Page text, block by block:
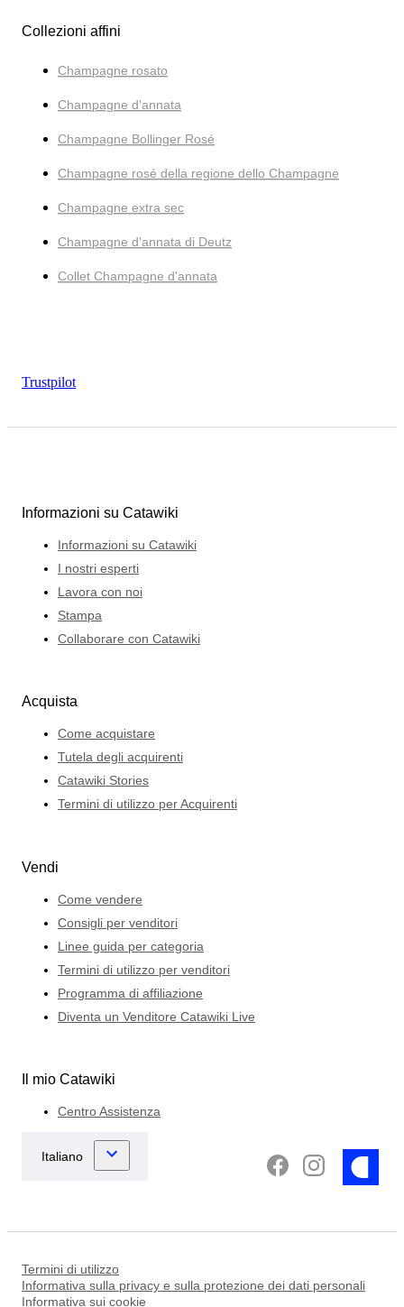
Collezioni affini
Champagne rosato
Champagne d'annata
Champagne Bollinger Rosé
Champagne rosé della regione dello Champagne
Champagne extra sec
Champagne d'annata di Deutz
Collet Champagne d'annata
Trustpilot
Informazioni su Catawiki
Informazioni su Catawiki
I nostri esperti
Lavora con noi
Stampa
Collaborare con Catawiki
Acquista
Come acquistare
Tutela degli acquirenti
Catawiki Stories
Termini di utilizzo per Acquirenti
Vendi
Come vendere
Consigli per venditori
Linee guida per categoria
Termini di utilizzo per venditori
Programma di affiliazione
Diventa un Venditore Catawiki Live
Il mio Catawiki
Centro Assistenza
Termini di utilizzo
Informativa sulla privacy e sulla protezione dei dati personali
Informativa sui cookie